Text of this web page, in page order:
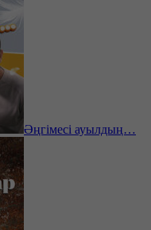
Әңгімесі ауылдың…